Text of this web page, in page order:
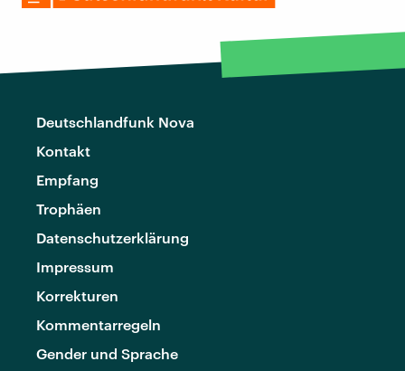
Deutschlandfunk Nova
Kontakt
Empfang
Trophäen
Datenschutzerklärung
Impressum
Korrekturen
Kommentarregeln
Gender und Sprache